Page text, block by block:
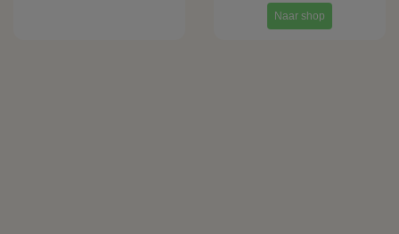
Naar shop